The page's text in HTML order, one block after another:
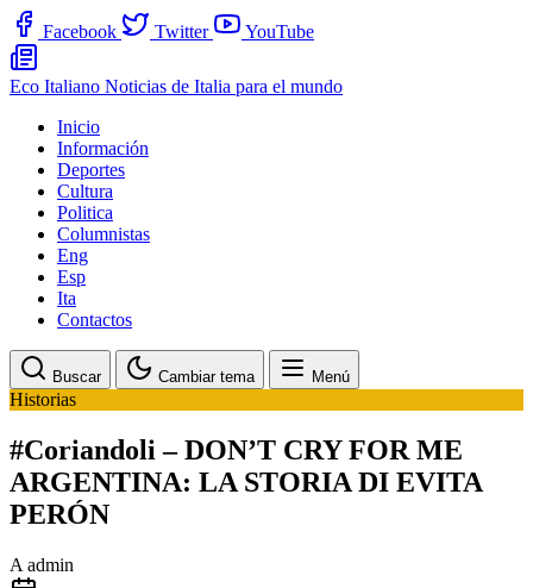
Facebook Twitter YouTube
Eco Italiano Noticias de Italia para el mundo
Inicio
Información
Deportes
Cultura
Politica
Columnistas
Eng
Esp
Ita
Contactos
Buscar Cambiar tema Menú
Historias
#Coriandoli – DON’T CRY FOR ME
ARGENTINA: LA STORIA DI EVITA
PERÓN
A admin